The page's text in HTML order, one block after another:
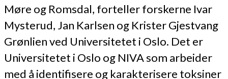
Møre og Romsdal, forteller forskerne Ivar
Mysterud, Jan Karlsen og Krister Gjestvang
Grønlien ved Universitetet i Oslo. Det er
Universitetet i Oslo og NIVA som arbeider
med å identifisere og karakterisere toksiner